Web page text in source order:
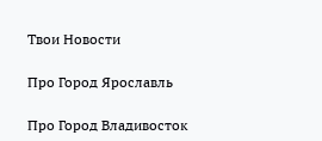
Твои Новости
Про Город Ярославль
Про Город Владивосток